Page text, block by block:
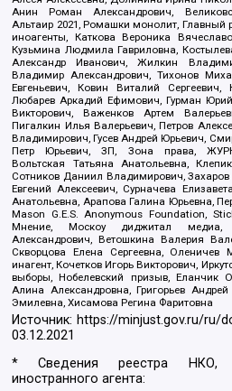
Анин Роман Александрович,
Альтаир 2021, Ромашки монолит, Главный
иноагенты, Каткова Вероника
Кузьмина Людмила Гавриловна,
Александр Иванович, Жилкин
Владимир Александрович, Тихонов
Евгеньевич, Ковин Виталий Сергеевич,
Любарев Аркадий Ефимович, Гурман Юрий
Викторович, Важенков Артем
Пигалкин Илья Валерьевич, Петров
Владимирович, Гусев Андрей Юрьевич,
Петр Юрьевич, ЗП, Зона права,
Вольтская Татьяна Анатольевна,
Сотников Даниил Владимирович,
Евгений Алексеевич, Сурначева
Анатольевна, Арапова Галина Юрьевна,
Mason G.E.S. Anonymous Foundation,
Мнение, Москоу диджитал медиа,
Александрович, Ветошкина Валерия
Скворцова Елена Сергеевна,
инагент, Кочетков Игорь Викторович,
выборы, Нобелевский призыв, Еланчик
Алина Александровна, Григорьев
Эмилевна, Хисамова Регина Фаритовна
Источник: https://minjust.gov.ru/ru/
03.12.2021
* Сведения реестра НКО,
иностранного агента: